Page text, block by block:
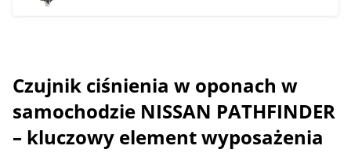
Czujnik ciśnienia w oponach w
samochodzie NISSAN PATHFINDER
– kluczowy element wyposażenia